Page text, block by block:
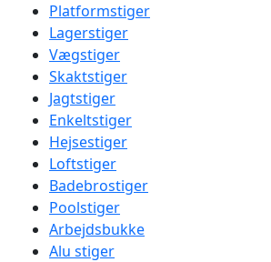
Platformstiger
Lagerstiger
Vægstiger
Skaktstiger
Jagtstiger
Enkeltstiger
Hejsestiger
Loftstiger
Badebrostiger
Poolstiger
Arbejdsbukke
Alu stiger